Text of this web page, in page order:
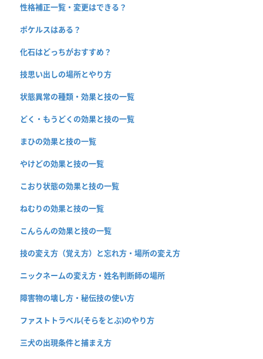
性格補正一覧・変更はできる？
ポケルスはある？
化石はどっちがおすすめ？
技思い出しの場所とやり方
状態異常の種類・効果と技の一覧
どく・もうどくの効果と技の一覧
まひの効果と技の一覧
やけどの効果と技の一覧
こおり状態の効果と技の一覧
ねむりの効果と技の一覧
こんらんの効果と技の一覧
技の変え方（覚え方）と忘れ方・場所の変え方
ニックネームの変え方・姓名判断師の場所
障害物の壊し方・秘伝技の使い方
ファストトラベル(そらをとぶ)のやり方
三犬の出現条件と捕まえ方